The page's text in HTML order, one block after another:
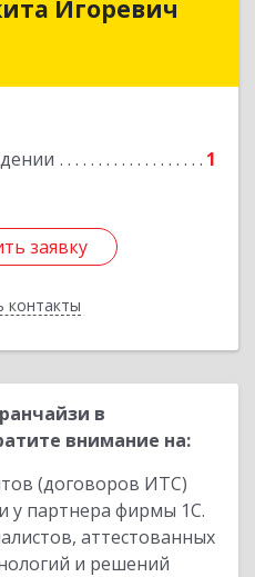
Игоревич
1
заявку
контакты
Красногорский р-н,
Подробнее
заявку
в
внимание на:
(договоров ИТС)
у партнера фирмы 1С.
аттестованных
и решений